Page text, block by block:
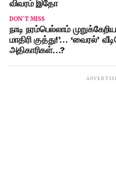
விவரம் இதோ
DON'T MISS
நாடி நரம்பெல்லாம்
மாதிரி குத்து!’… ‘வைரல்’
அதிகாரிகள்…?